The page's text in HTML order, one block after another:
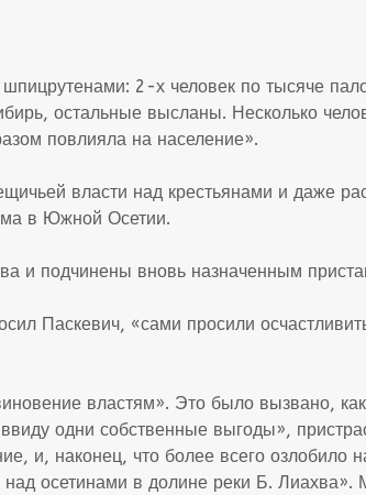
2-х человек по тысяче
остальные высланы. Несколько
повлияла на население».
власти над крестьянами и даже
в Южной Осетии.
и подчинены вновь назначенным
Паскевич, «сами просили
властям». Это было вызвано,
одни собственные выгоды»,
и, наконец, что более всего озлобило
осетинами в долине реки Б. Лиахва».